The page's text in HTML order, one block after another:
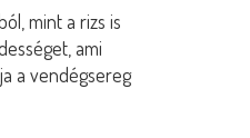
mint a rizs is
ami
a vendégsereg